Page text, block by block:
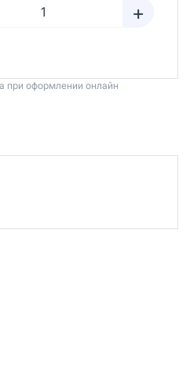
+
при оформлении онлайн